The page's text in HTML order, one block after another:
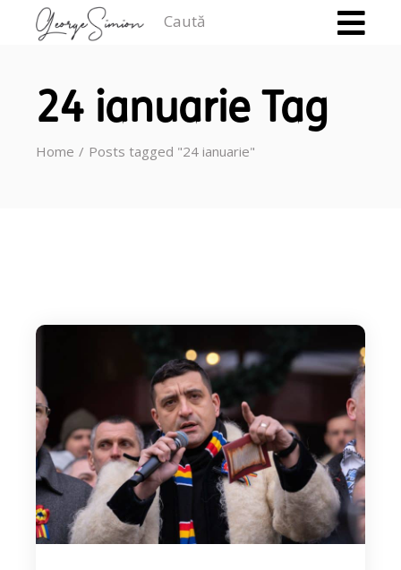
24 ianuarie Tag
Home Posts tagged "24 ianuarie"